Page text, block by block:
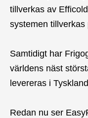
tillverkas av
systemen
Samtidigt har
världens näst
levereras i
Redan nu ser